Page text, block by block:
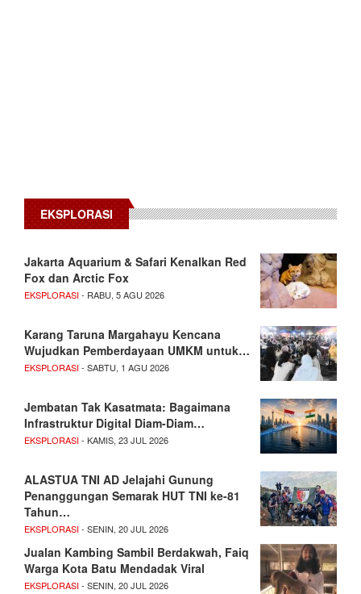
EKSPLORASI
Jakarta Aquarium & Safari Kenalkan Red
Fox dan Arctic Fox
EKSPLORASI- RABU, 5 AGU 2026
Karang Taruna Margahayu Kencana
Wujudkan Pemberdayaan UMKM untuk…
EKSPLORASI- SABTU, 1 AGU 2026
Jembatan Tak Kasatmata: Bagaimana
Infrastruktur Digital Diam-Diam…
EKSPLORASI- KAMIS, 23 JUL 2026
ALASTUA TNI AD Jelajahi Gunung
Penanggungan Semarak HUT TNI ke-81
Tahun…
EKSPLORASI- SENIN, 20 JUL 2026
Jualan Kambing Sambil Berdakwah, Faiq
Warga Kota Batu Mendadak Viral
EKSPLORASI- SENIN, 20 JUL 2026